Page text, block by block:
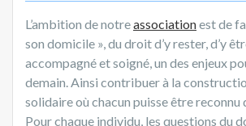
L’ambition de notreassociationest de
son domicile », du droit d’y rester, d’y
accompagné et soigné, un des enjeux
demain. Ainsi contribuer à la
solidaire où chacun puisse être reconnu
Pour chaque individu, les questions du